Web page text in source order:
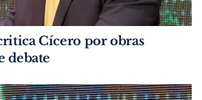
Cícero por obras
debate